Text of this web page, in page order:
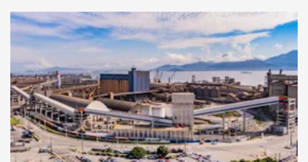
Usado
Pá Carregadeira Cat 966
Ano 1987
R$ 145.000